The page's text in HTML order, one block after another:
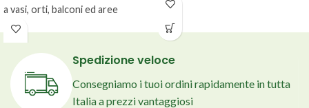
a vasi, orti, balconi ed aree
esterne.
Spedizione veloce
Consegniamo i tuoi ordini rapidamente in tutta
Italia a prezzi vantaggiosi